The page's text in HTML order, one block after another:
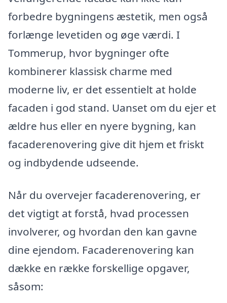
forbedre bygningens æstetik, men også
forlænge levetiden og øge værdi. I
Tommerup, hvor bygninger ofte
kombinerer klassisk charme med
moderne liv, er det essentielt at holde
facaden i god stand. Uanset om du ejer et
ældre hus eller en nyere bygning, kan
facaderenovering give dit hjem et friskt
og indbydende udseende.
Når du overvejer facaderenovering, er
det vigtigt at forstå, hvad processen
involverer, og hvordan den kan gavne
dine ejendom. Facaderenovering kan
dække en række forskellige opgaver,
såsom: